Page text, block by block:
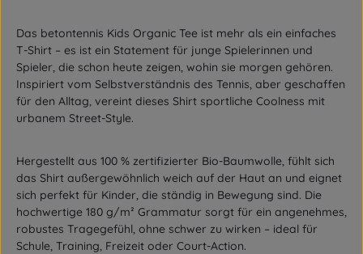
Das betontennis Kids Organic Tee ist mehr als ein einfaches
T-Shirt – es ist ein Statement für junge Spielerinnen und
Spieler, die schon heute zeigen, wohin sie morgen gehören.
Inspiriert vom Selbstverständnis des Tennis, aber geschaffen
für den Alltag, vereint dieses Shirt sportliche Coolness mit
urbanem Street-Style.
Hergestellt aus 100 % zertifizierter Bio-Baumwolle, fühlt sich
das Shirt außergewöhnlich weich auf der Haut an und eignet
sich perfekt für Kinder, die ständig in Bewegung sind. Die
hochwertige 180 g/m² Grammatur sorgt für ein angenehmes,
robustes Tragegefühl, ohne schwer zu wirken – ideal für
Schule, Training, Freizeit oder Court-Action.